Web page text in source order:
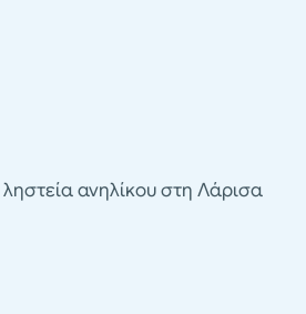
ληστεία ανηλίκου στη Λάρισα